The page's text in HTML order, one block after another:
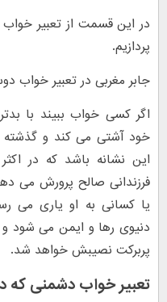
در این قسمت از تعبیر
پردازیم.
جابر مغربی در تعبیر خواب
اگر کسی خواب ببیند با
خود آشتی می کند و گذشته
این نشانه باشد که در
فرزندانی صالح پرورش می
یا کسانی به او یاری می
دنیوی رها و ایمن می شود و
پربرکت نصیبش خواهد شد.
تعبیر خواب دشمنی